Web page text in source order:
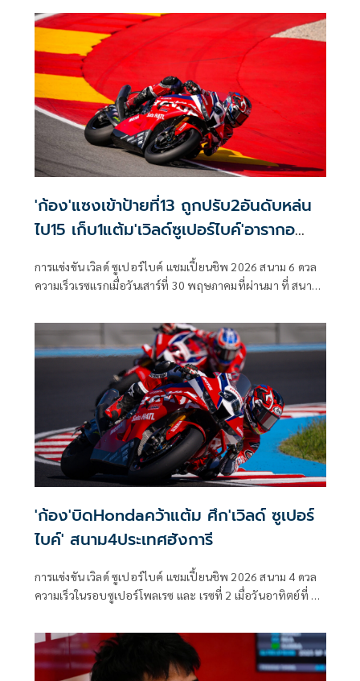
ขึ้นในวันที่ 3-5 กรกฎาคม ณ สนามซูซูกะ เซอร์กิต ประเทศญี่ปุ่น
โดยในปีนี้นับเป็นครั้งแรกในประวัติศาสตร์ที่มีนักแข่งไทยจาก
“ฮอนด้า เรซซิ่ง ไทยแลนด์” เข้าร่วมการแข่งขันพร้อมกันถึง 2 คน
ซึ่งก็คือ “ก้อง” สมเกียรติ จันทรา และ “ชิพ” นครินทร์ อธิรัฐภูว
'ก้อง'แซงเข้าป้ายที่13 ถูกปรับ2อันดับหล่น
ไป15 เก็บ1แต้ม'เวิลด์ซูเปอร์ไบค์'อารากอ
การแข่งขัน เวิลด์ ซูเปอร์ไบค์ แชมเปี้ยนชิพ 2026 สนาม 6 ดวล
ความเร็วเรซแรกเมื่อวันเสาร์ที่ 30 พฤษภาคมที่ผ่านมา ที่ สนาม
'ก้อง'บิดHondaคว้าแต้ม ศึก'เวิลด์ ซูเปอร์
ไบค์' สนาม4ประเทศฮังการี
การแข่งขัน เวิลด์ ซูเปอร์ไบค์ แชมเปี้ยนชิพ 2026 สนาม 4 ดวล
ความเร็วในรอบซูเปอร์โพลเรซ และ เรซที่ 2 เมื่อวันอาทิตย์ที่ 3
ประเทศฮังการี ท่ามกลางการติดตามของแฟนมอเตอร์สปอร์ต
ทั่วโลก